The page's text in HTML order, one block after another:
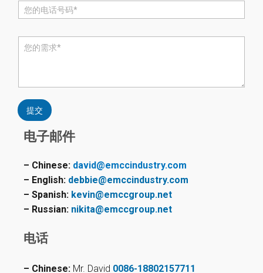
话
论
*
提交
电子邮件
– Chinese: david@emccindustry.com
– English: debbie@emccindustry.com
– Spanish: kevin@emccgroup.net
– Russian: nikita@emccgroup.net
电话
– Chinese: Mr. David 0086-18802157711